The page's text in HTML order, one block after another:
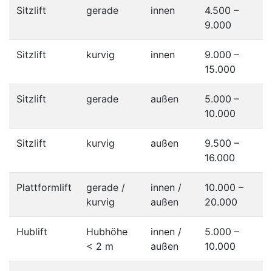
Sitzlift gerade innen
4.500 –
9.000
Sitzlift kurvig innen
9.000 –
15.000
Sitzlift gerade außen
5.000 –
10.000
Sitzlift kurvig außen
9.500 –
16.000
Plattformlift
gerade /
kurvig
innen /
außen
10.000 –
20.000
Hublift
Hubhöhe
< 2 m
innen /
außen
5.000 –
10.000